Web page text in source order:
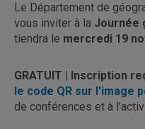
Le Département de
vous inviter à la Journée
tiendra le mercredi 19
GRATUIT | Inscription
le code QR sur l'image
de conférences et à